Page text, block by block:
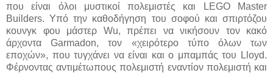
που είναι όλοι μυστικοί πολεμιστές και LEGO Master
Builders. Υπό την καθοδήγηση του σοφού και σπιρτόζου
κουνγκ φου μάστερ Wu, πρέπει να νικήσουν τον κακό
άρχοντα Garmadon, τον «χειρότερο τύπο όλων των
εποχών», που τυγχάνει να είναι και ο μπαμπάς του Lloyd.
Φέρνοντας αντιμέτωπους πολεμιστή εναντίον πολεμιστή και